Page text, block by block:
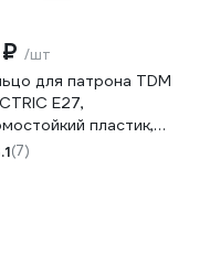
/шт
для патрона TDM
Е27,
пластик,
SQ0335-0162
(7)